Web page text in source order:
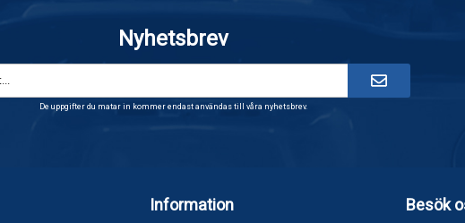
Nyhetsbrev
De uppgifter du matar in kommer endast användas till våra nyhetsbrev.
Information Besök